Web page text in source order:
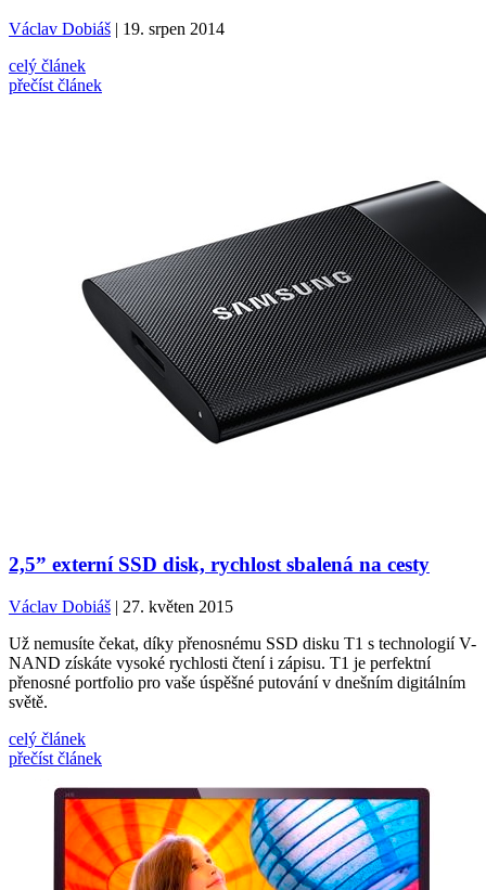
Václav Dobiáš | 19. srpen 2014
celý článek
přečíst článek
2,5” externí SSD disk, rychlost sbalená na cesty
Václav Dobiáš | 27. květen 2015
Už nemusíte čekat, díky přenosnému SSD disku T1 s technologií V-
NAND získáte vysoké rychlosti čtení i zápisu. T1 je perfektní
přenosné portfolio pro vaše úspěšné putování v dnešním digitálním
světě.
celý článek
přečíst článek